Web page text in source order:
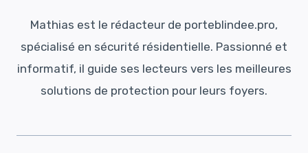
Mathias est le rédacteur de porteblindee.pro,
spécialisé en sécurité résidentielle. Passionné et
informatif, il guide ses lecteurs vers les meilleures
solutions de protection pour leurs foyers.